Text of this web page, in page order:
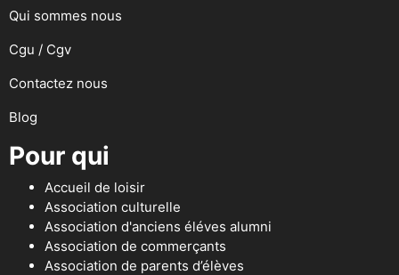
Qui sommes nous
Cgu / Cgv
Contactez nous
Blog
Pour qui
Accueil de loisir
Association culturelle
Association d'anciens éléves alumni
Association de commerçants
Association de parents d’élèves